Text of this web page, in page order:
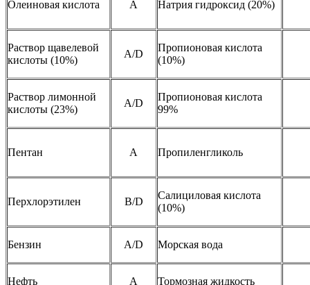
Олеиновая кислота A Натрия гидроксид (20%)
Раствор щавелевой
кислоты (10%)
А/D
Пропионовая кислота
(10%)
Раствор лимонной
кислоты (23%)
А/D
Пропионовая кислота
99%
Пентан A Пропиленгликоль
Перхлорэтилен B/D
Салициловая кислота
(10%)
Бензин A/D Морская вода
Нефть A Тормозная жидкость